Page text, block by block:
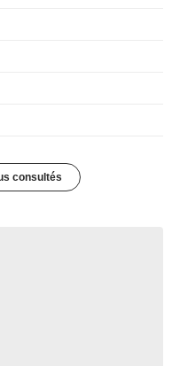
consultés